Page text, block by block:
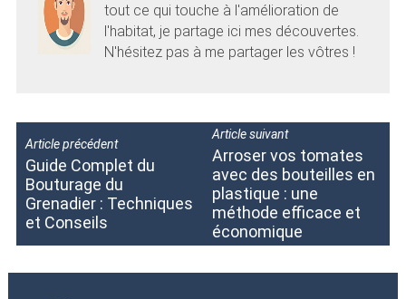
tout ce qui touche à l'amélioration de
l'habitat, je partage ici mes découvertes.
N'hésitez pas à me partager les vôtres !
Article précédent
Guide Complet du
Bouturage du
Grenadier : Techniques
et Conseils
Article suivant
Arroser vos tomates
avec des bouteilles en
plastique : une
méthode efficace et
économique